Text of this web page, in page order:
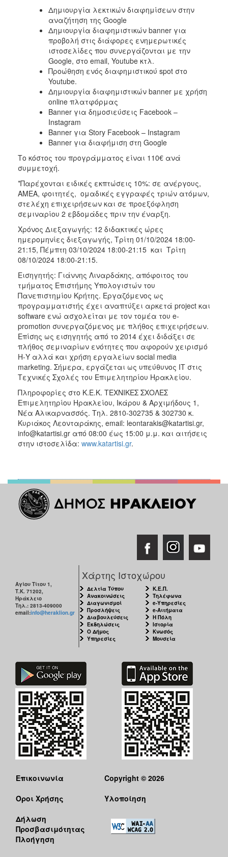
Δημιουργία λεκτικών διαφημίσεων στην
αναζήτηση της Google
Δημιουργία διαφημιστικών banner για
προβολή στις διάφορες ενημερωτικές
ιστοσελίδες που συνεργάζονται με την
Google, στο email, Youtube κτλ.
Προώθηση ενός διαφημιστικού spot στο
Youtube.
Δημιουργία διαφημιστικών banner με χρήση
online πλατφόρμας
Banner για δημοσιεύσεις Facebook –
Instagram
Banner για Story Facebook – Instagram
Banner για διαφήμιση στη Google
Το κόστος του προγράμματος είναι 110€ ανά
συμμετοχή.
*Παρέχονται ειδικές εκπτώσεις 10%: σε ανέργους,
AMEA, φοιτητές, ομαδικές εγγραφές τριών ατόμων,
στελέχη επιχειρήσεων και σε προεξόφληση
σεμιναρίου 2 εβδομάδες πριν την έναρξη.
Χρόνος Διεξαγωγής: 12 διδακτικές ώρες
ημερομηνίες διεξαγωγής, Τρίτη 01/10/2024 18:00-
21:15, Πέμπτη 03/10/2024 18:00-21:15 και Τρίτη
08/10/2024 18:00-21:15.
Εισηγητής: Γιάννης Λιναρδάκης, απόφοιτος του
τμήματος Επιστήμης Υπολογιστών του
Πανεπιστημίου Κρήτης. Εργαζόμενος ως
προγραμματιστής έχει αναπτύξει αρκετά project και
software ενώ ασχολείται με τον τομέα του e-
promotion συνεργαζόμενος με πλήθος επιχειρήσεων.
Επίσης ως εισηγητής από το 2014 έχει διδάξει σε
πλήθος σεμιναρίων ενότητες που αφορούν χειρισμό
Η-Υ αλλά και χρήση εργαλείων social media
marketing. Σήμερα, εργάζεται ως υπεύθυνος ΙΤ στις
Τεχνικές Σχολές του Επιμελητηρίου Ηρακλείου.
Πληροφορίες στο Κ.Ε.Κ. ΤΕΧΝΙΚΕΣ ΣΧΟΛΕΣ
Επιμελητηρίου Ηρακλείου, Ικάρου & Αρχιμήδους 1,
Νέα Αλικαρνασσός. Τηλ. 2810-302735 & 302730 κ.
Κυριάκος Λεονταράκης, email: leontarakis@katartisi.gr,
info@katartisi.gr από 08:00 έως 15:00 μ.μ. και αιτήσεις
στην ιστοσελίδα: www.katartisi.gr.
Αγίου Τίτου 1,
Τ.Κ. 71202,
Ηράκλειο
Τηλ.: 2813-409000
email:info@heraklion.gr
Χάρτης Ιστοχώρου
Δελτία Τύπου
Ανακοινώσεις
Διαγωνισμοί
Προσλήψεις
Διαβουλεύσεις
Εκδηλώσεις
Ο Δήμος
Υπηρεσίες
Κ.Ε.Π.
Τηλέφωνα
e-Υπηρεσίες
e-Αιτήματα
Η Πόλη
Ιστορία
Κνωσός
Μουσεία
Επικοινωνία
Όροι Χρήσης
Δήλωση
Προσβασιμότητας
Πλοήγηση
Copyright © 2026
Υλοποίηση